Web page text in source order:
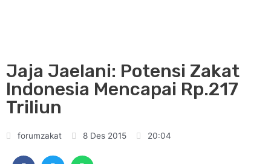
Jaja Jaelani: Potensi Zakat
Indonesia Mencapai Rp.217
Triliun
forumzakat 8 Des 2015 20:04